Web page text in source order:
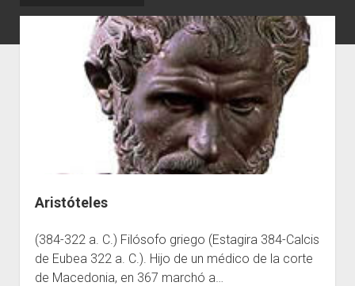
Historia
Concepto
Entrevistas
Destacados
Biografías
Recursos
General
Aristóteles
(384-322 a. C.) Filósofo griego (Estagira 384-Calcis
de Eubea 322 a. C.). Hijo de un médico de la corte
de Macedonia, en 367 marchó a…